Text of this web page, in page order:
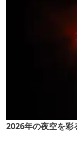
2026年の夜空を彩